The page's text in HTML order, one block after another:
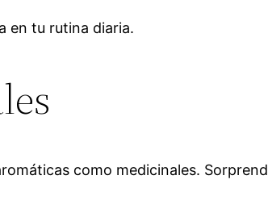
en tu rutina diaria.
como medicinales.